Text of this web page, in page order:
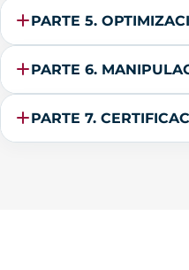
PARTE 5.
PARTE 6.
PARTE 7.